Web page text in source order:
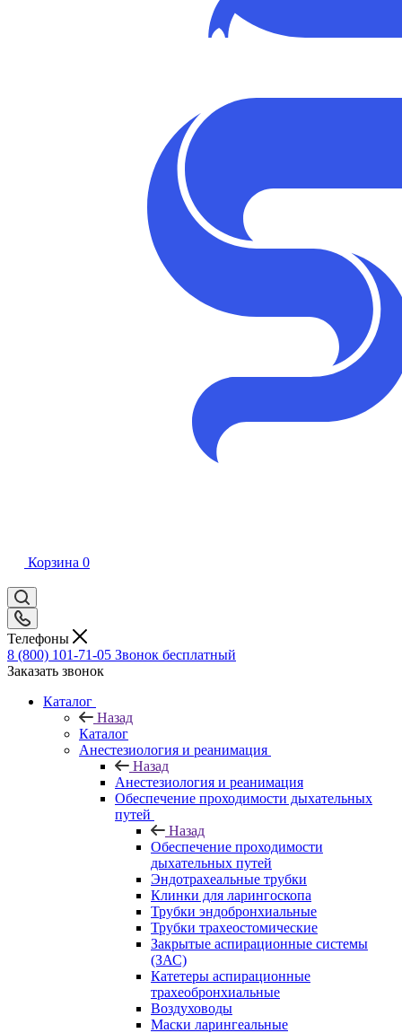
Корзина 0
Телефоны
8 (800) 101-71-05 Звонок бесплатный
Заказать звонок
Каталог
Назад
Каталог
Анестезиология и реанимация
Назад
Анестезиология и реанимация
Обеспечение проходимости дыхательных
путей
Назад
Обеспечение проходимости
дыхательных путей
Эндотрахеальные трубки
Клинки для ларингоскопа
Трубки эндобронхиальные
Трубки трахеостомические
Закрытые аспирационные системы
(ЗАС)
Катетеры аспирационные
трахеобронхиальные
Воздуховоды
Маски ларингеальные